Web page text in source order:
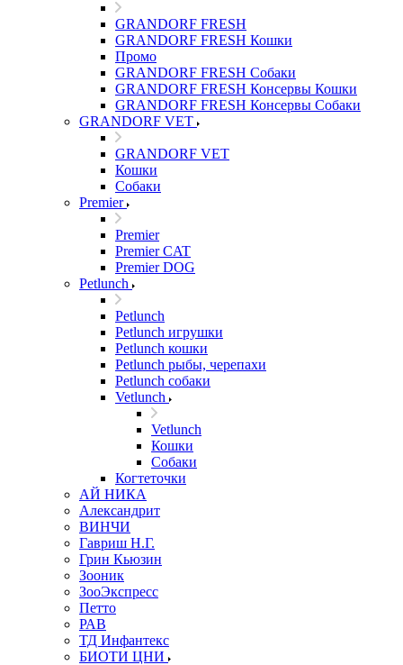
GRANDORF FRESH
GRANDORF FRESH Кошки
Промо
GRANDORF FRESH Собаки
GRANDORF FRESH Консервы Кошки
GRANDORF FRESH Консервы Собаки
GRANDORF VET
GRANDORF VET
Кошки
Собаки
Premier
Premier
Premier CAT
Premier DOG
Petlunch
Petlunch
Petlunch игрушки
Petlunch кошки
Petlunch рыбы, черепахи
Petlunch собаки
Vetlunch
Vetlunch
Кошки
Собаки
Когтеточки
АЙ НИКА
Александрит
ВИНЧИ
Гавриш Н.Г.
Грин Кьюзин
Зооник
ЗооЭкспресс
Петто
РАВ
ТД Инфантекс
БИОТИ ЦНИ